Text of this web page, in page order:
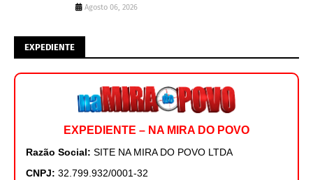
Agosto 06, 2026
EXPEDIENTE
EXPEDIENTE – NA MIRA DO POVO
Razão Social: SITE NA MIRA DO POVO LTDA
CNPJ: 32.799.932/0001-32